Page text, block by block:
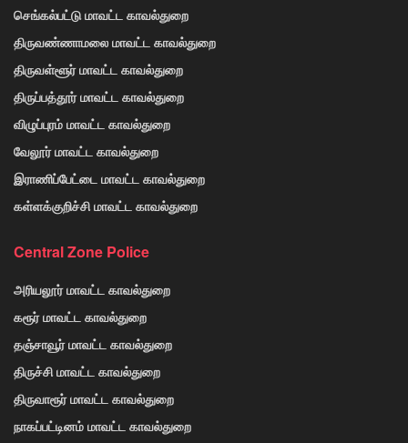
செங்கல்பட்டு மாவட்ட காவல்துறை
திருவண்ணாமலை மாவட்ட காவல்துறை
திருவள்ளூர் மாவட்ட காவல்துறை
திருப்பத்தூர் மாவட்ட காவல்துறை
விழுப்புரம் மாவட்ட காவல்துறை
வேலூர் மாவட்ட காவல்துறை
இராணிப்பேட்டை மாவட்ட காவல்துறை
கள்ளக்குறிச்சி மாவட்ட காவல்துறை
Central Zone Police
அரியலூர் மாவட்ட காவல்துறை
கரூர் மாவட்ட காவல்துறை
தஞ்சாவூர் மாவட்ட காவல்துறை
திருச்சி மாவட்ட காவல்துறை
திருவாரூர் மாவட்ட காவல்துறை
நாகப்பட்டினம் மாவட்ட காவல்துறை